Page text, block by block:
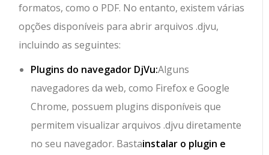
formatos, como o PDF. No entanto, existem várias
opções disponíveis para abrir arquivos .djvu,
incluindo as seguintes:
Plugins do navegador DjVu:Alguns
navegadores da web, como Firefox e Google
Chrome, possuem plugins disponíveis que
permitem visualizar arquivos .djvu diretamente
no seu navegador. Bastainstalar o plugin e